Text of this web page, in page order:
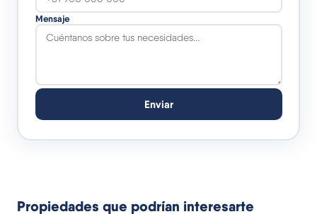
Mensaje
Enviar
Propiedades que podrían interesarte